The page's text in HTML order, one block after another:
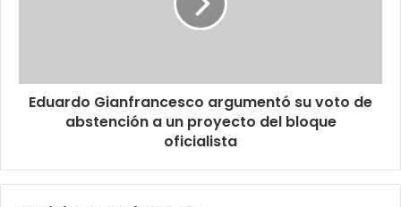
Eduardo Gianfrancesco argumentó su voto de
abstención a un proyecto del bloque
oficialista